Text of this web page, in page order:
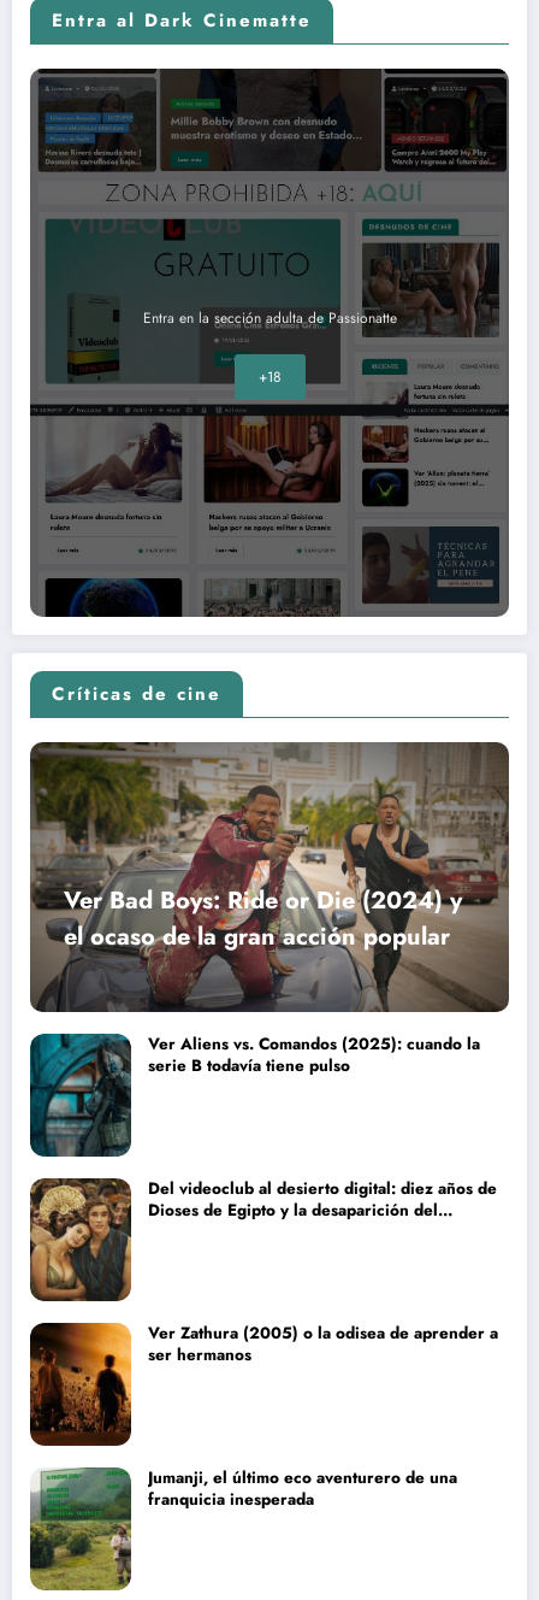
Entra al Dark Cinematte
Entra en la sección adulta de Passionatte
+18
Críticas de cine
Ver Bad Boys: Ride or Die (2024) y
el ocaso de la gran acción popular
Ver Aliens vs. Comandos (2025): cuando la
serie B todavía tiene pulso
Del videoclub al desierto digital: diez años de
Dioses de Egipto y la desaparición del
Ver Zathura (2005) o la odisea de aprender a
ser hermanos
Jumanji, el último eco aventurero de una
franquicia inesperada